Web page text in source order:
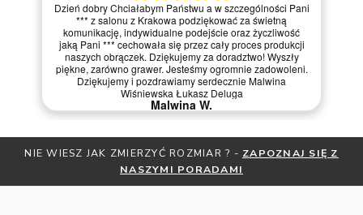
Dzień dobry Chciałabym Państwu a w szczególności Pani
*** z salonu z Krakowa podziękować za świetną
komunikację, indywidualne podejście oraz życzliwość
jaką Pani *** cechowała się przez cały proces produkcji
naszych obrączek. Dziękujemy za doradztwo! Wyszły
piękne, zarówno grawer. Jesteśmy ogromnie zadowoleni.
Dziękujemy i pozdrawiamy serdecznie Malwina
Wiśniewska Łukasz Deluga
Malwina W.
NIE WIESZ JAK ZMIERZYĆ ROZMIAR ? - ZAPOZNAJ SIĘ Z
NASZYMI PORADAMI